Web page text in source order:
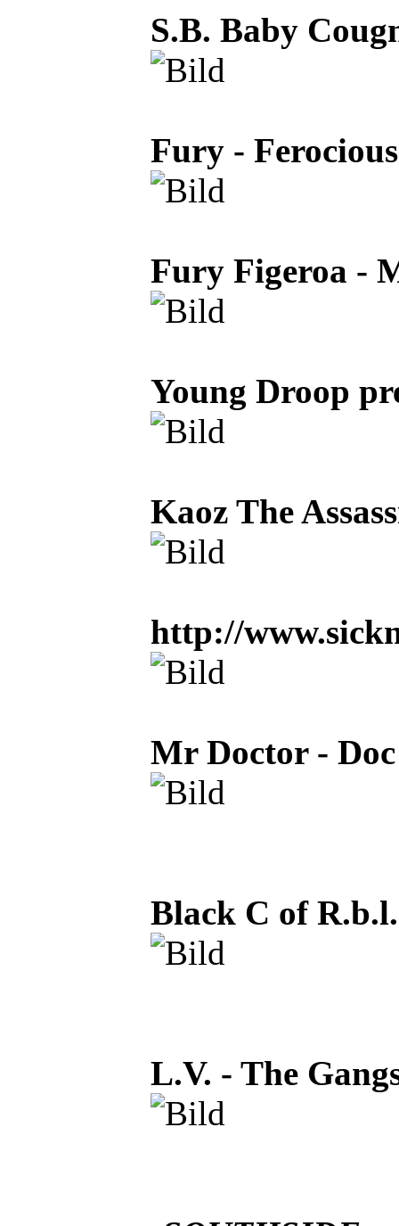
S.B. Baby
Fury -
Fury Figeroa -
Young Droop
Kaoz The
http://
Mr Doctor -
Black C of
L.V. - The